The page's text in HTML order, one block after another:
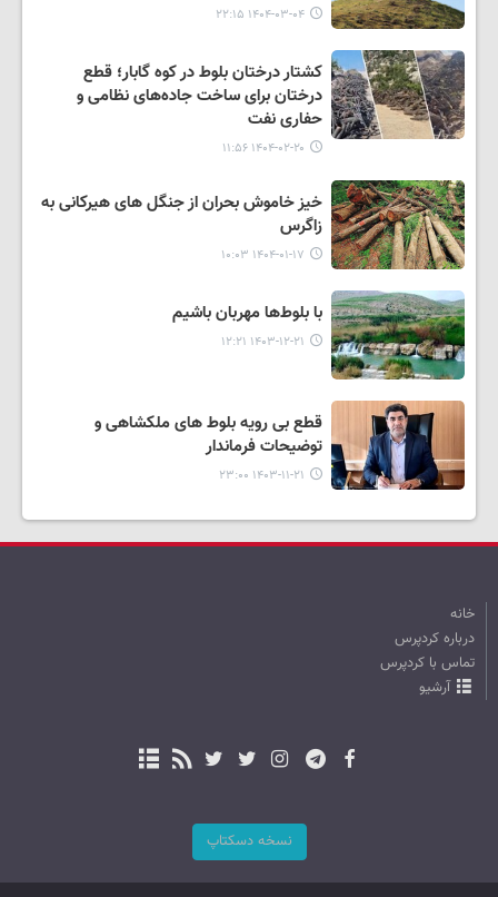
۱۴۰۴-۰۳-۰۴ ۲۲:۱۵
کشتار درختان بلوط در کوه گابار؛ قطع
درختان برای ساخت جاده‌های نظامی و
حفاری نفت
۱۴۰۴-۰۲-۲۰ ۱۱:۵۶
خیز خاموش بحران از جنگل های هیرکانی به
زاگرس
۱۴۰۴-۰۱-۱۷ ۱۰:۰۳
با بلوط‌ها مهربان باشیم
۱۴۰۳-۱۲-۲۱ ۱۲:۲۱
قطع بی رویه بلوط های ملکشاهی و
توضیحات فرماندار
۱۴۰۳-۱۱-۲۱ ۲۳:۰۰
خانه
درباره کردپرس
تماس با کردپرس
آرشیو
نسخه دسکتاپ